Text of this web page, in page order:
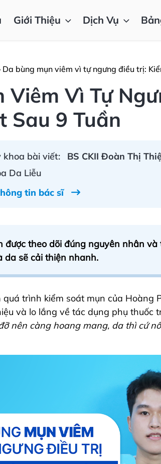
Giới Thiệu Dịch Vụ
Da bùng mụn viêm vì tự ngưng điều trị:
Viêm Vì Tự
Sau 9 Tuần
khoa bài viết:
BS CKII Đoàn Thị
Da Liễu
tin bác sĩ
được theo dõi đúng nguyên nhân
da sẽ cải thiện nhanh.
trình kiểm soát mụn của Hoàng
và lo lắng về tác dụng phụ thuốc
nên càng hoang mang, da thì cứ